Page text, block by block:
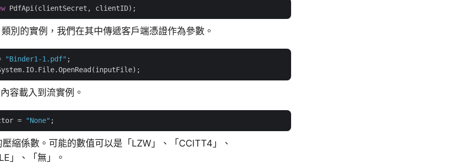
別的實例，我們在其中傳遞客戶端憑證作為參數。
"Binder1-1.pdf"
容載入到流實例。
= "None"
縮係數。可能的數值可以是「LZW」、「CCITT4」、
」、「無」。